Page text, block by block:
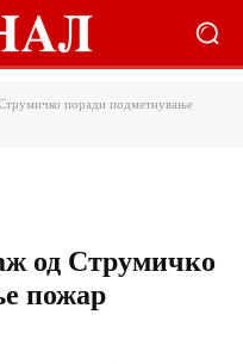
поради подметнување
од Струмичко
пожар